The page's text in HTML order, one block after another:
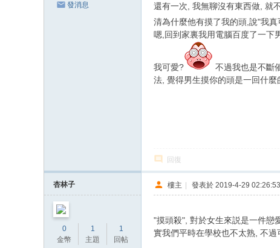
發消息
還有一次, 我無聊沒有東西做, 就
清為什麼他有摸了我的頭,說"我
嗯,回到家裏我用電腦百度了一下
我可愛?
不過我也是不斷
法, 覺得男生摸你的頭是一回什
回復
杏林子
0
金幣
1
主題
1
回帖
樓主 | 發表於 2019-4-29 02:26:53
"摸頭殺", 對於女生來説是一件戀
實我們平時在學校也不太熟, 不